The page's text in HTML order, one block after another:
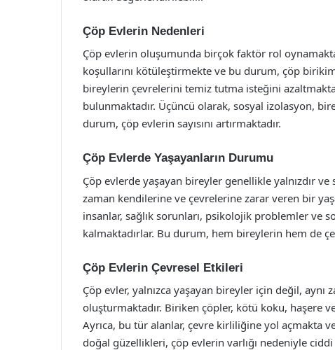
Çöp Evlerin Nedenleri
Çöp evlerin oluşumunda birçok faktör rol
koşullarını kötüleştirmekte ve bu durum, çöp
bireylerin çevrelerini temiz tutma isteğini
bulunmaktadır. Üçüncü olarak, sosyal izolasyon,
durum, çöp evlerin sayısını artırmaktadır.
Çöp Evlerde Yaşayanların Durumu
Çöp evlerde yaşayan bireyler genellikle yalnızdır
zaman kendilerine ve çevrelerine zarar veren bir
insanlar, sağlık sorunları, psikolojik problemler ve
kalmaktadırlar. Bu durum, hem bireylerin hem de
Çöp Evlerin Çevresel Etkileri
Çöp evler, yalnızca yaşayan bireyler için değil,
oluşturmaktadır. Biriken çöpler, kötü koku, haşere
Ayrıca, bu tür alanlar, çevre kirliliğine yol açmakta
doğal güzellikleri, çöp evlerin varlığı nedeniyle ciddi